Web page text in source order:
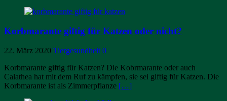
Korbmarante giftig für Katzen oder nicht?
22. März 2020 Tiergesundheit 0
Korbmarante giftig für Katzen? Die Kobrmarante oder auch
Calathea hat mit dem Ruf zu kämpfen, sie sei giftig für Katzen. Die
Korbmarante ist als Zimmerpflanze […]